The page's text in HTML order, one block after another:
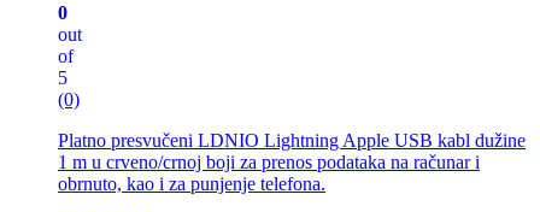
0
out
of
5
(0)
Platno presvučeni LDNIO Lightning Apple USB kabl dužine
1 m u crveno/crnoj boji za prenos podataka na računar i
obrnuto, kao i za punjenje telefona.